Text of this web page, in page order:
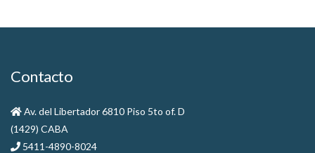
Contacto
Av. del Libertador 6810 Piso 5to of. D
(1429) CABA
5411-4890-8024